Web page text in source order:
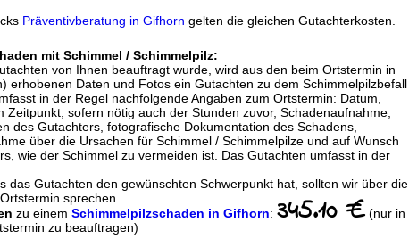
Präventivberatung in Gifhorn gelten die gleichen Gutachterkosten.
mit Schimmel / Schimmelpilz:
von Ihnen beauftragt wurde, wird aus den beim Ortstermin in
erhobenen Daten und Fotos ein Gutachten zu dem Schimmelpilzbefall
in der Regel nachfolgende Angaben zum Ortstermin: Datum,
Zeitpunkt, sofern nötig auch der Stunden zuvor, Schadenaufnahme,
des Gutachters, fotografische Dokumentation des Schadens,
über die Ursachen für Schimmel / Schimmelpilze und auf Wunsch
wie der Schimmel zu vermeiden ist. Das Gutachten umfasst in der
das Gutachten den gewünschten Schwerpunkt hat, sollten wir über die
sprechen.
zu einem Schimmelpilzschaden in Gifhorn: 345.10 € (nur in
zu beauftragen)